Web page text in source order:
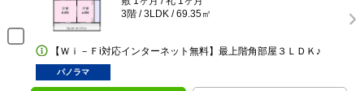
3階 / 3LDK / 69.35㎡
【Ｗｉ－Ｆi対応インターネット無料】最上階角部屋３ＬＤＫ♪
パノラマ